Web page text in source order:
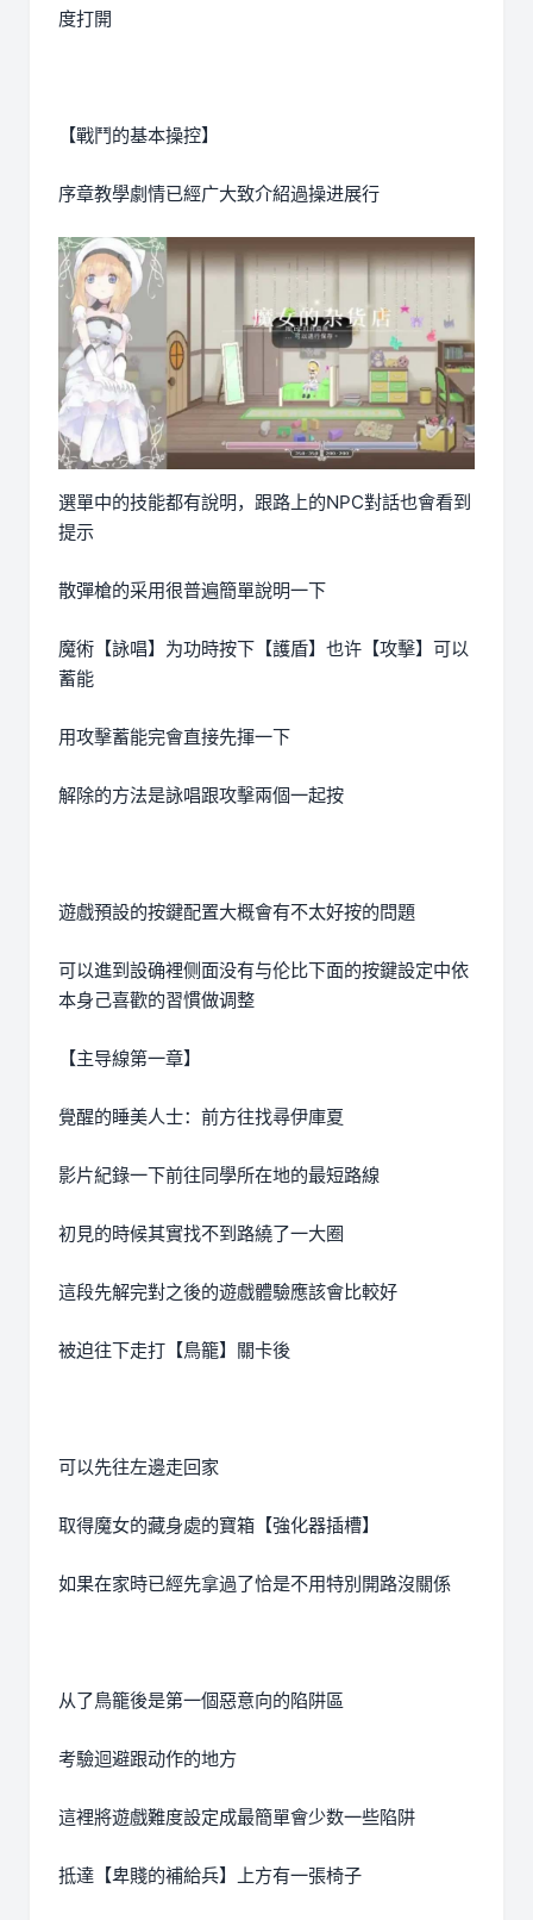
度打開
【戰鬥的基本操控】
序章教學劇情已經广大致介紹過操进展行
選單中的技能都有說明，跟路上的NPC對話也會看到
提示
散彈槍的采用很普遍簡單說明一下
魔術【詠唱】为功時按下【護盾】也许【攻擊】可以
蓄能
用攻擊蓄能完會直接先揮一下
解除的方法是詠唱跟攻擊兩個一起按
遊戲預設的按鍵配置大概會有不太好按的問題
可以進到設确裡侧面没有与伦比下面的按鍵設定中依
本身己喜歡的習慣做调整
【主导線第一章】
覺醒的睡美人士：前方往找尋伊庫夏
影片紀錄一下前往同學所在地的最短路線
初見的時候其實找不到路繞了一大圈
這段先解完對之後的遊戲體驗應該會比較好
被迫往下走打【鳥籠】關卡後
可以先往左邊走回家
取得魔女的藏身處的寶箱【強化器插槽】
如果在家時已經先拿過了恰是不用特別開路沒關係
从了鳥籠後是第一個惡意向的陷阱區
考驗迴避跟动作的地方
這裡將遊戲難度設定成最簡單會少数一些陷阱
抵達【卑賤的補給兵】上方有一張椅子